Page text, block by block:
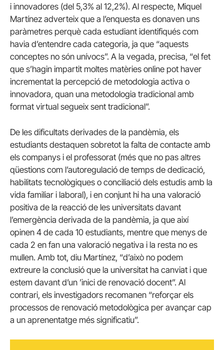
i innovadores (del 5,3% al 12,2%). Al respecte, Miquel
Martínez adverteix que a l’enquesta es donaven uns
paràmetres perquè cada estudiant identifiqués com
havia d’entendre cada categoria, ja que “aquests
conceptes no són unívocs”. A la vegada, precisa, “el fet
que s’hagin impartit moltes matèries online pot haver
incrementat la percepció de metodologia activa o
innovadora, quan una metodologia tradicional amb
format virtual segueix sent tradicional”.
De les dificultats derivades de la pandèmia, els
estudiants destaquen sobretot la falta de contacte amb
els companys i el professorat (més que no pas altres
qüestions com l’autoregulació de temps de dedicació,
habilitats tecnològiques o conciliació dels estudis amb la
vida familiar i laboral), i en conjunt hi ha una valoració
positiva de la reacció de les universitats davant
l’emergència derivada de la pandèmia, ja que així
opinen 4 de cada 10 estudiants, mentre que menys de
cada 2 en fan una valoració negativa i la resta no es
mullen. Amb tot, diu Martínez, “d’això no podem
extreure la conclusió que la universitat ha canviat i que
estem davant d’un ’inici de renovació docent”. Al
contrari, els investigadors recomanen “reforçar els
processos de renovació metodològica per avançar cap
a un aprenentatge més significatiu”.